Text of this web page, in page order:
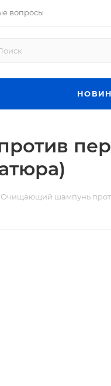
вопросы
Очищающий шампунь